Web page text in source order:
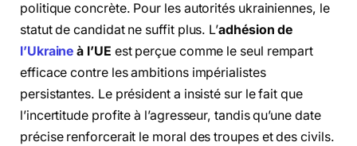
politique concrète. Pour les autorités ukrainiennes, le
statut de candidat ne suffit plus. L’adhésion de
l’Ukraine à l’UE est perçue comme le seul rempart
efficace contre les ambitions impérialistes
persistantes. Le président a insisté sur le fait que
l’incertitude profite à l’agresseur, tandis qu’une date
précise renforcerait le moral des troupes et des civils.